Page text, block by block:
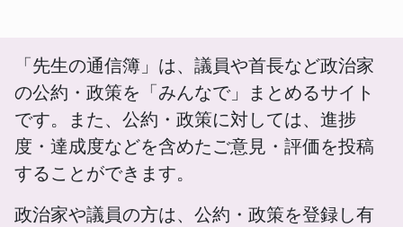
「先生の通信簿」は、議員や首長など政治家
の公約・政策を「みんなで」まとめるサイト
です。また、公約・政策に対しては、進捗
度・達成度などを含めたご意見・評価を投稿
することができます。
政治家や議員の方は、公約・政策を登録し有